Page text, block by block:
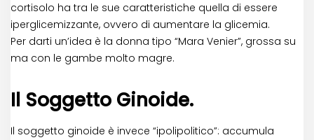
cortisolo ha tra le sue caratteristiche quella di essere
iperglicemizzante, ovvero di aumentare la glicemia.
Per darti un’idea è la donna tipo “Mara Venier”, grossa su
ma con le gambe molto magre.
Il Soggetto Ginoide.
Il soggetto ginoide è invece “ipolipolitico”: accumula